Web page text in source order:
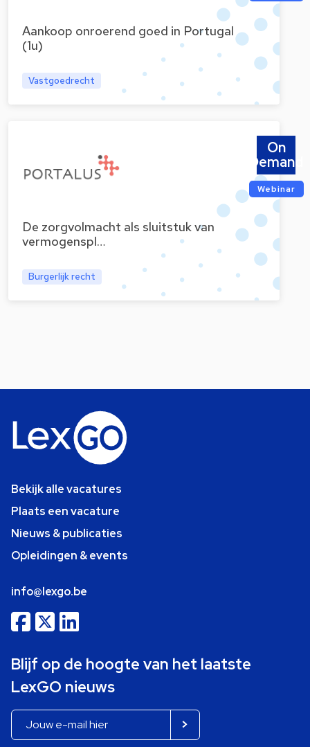
Aankoop onroerend goed in Portugal
(1u)
Vastgoedrecht
De zorgvolmacht als sluitstuk van
vermogenspl…
Burgerlijk recht
On
Demand
Webinar
Bekijk alle vacatures
Plaats een vacature
Nieuws & publicaties
Opleidingen & events
info@lexgo.be
Blijf op de hoogte van het laatste
LexGO nieuws